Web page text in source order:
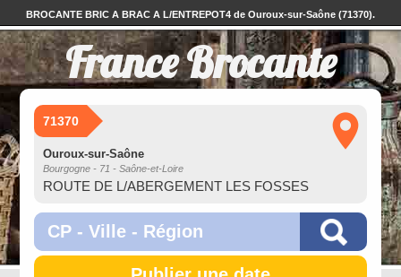
BROCANTE BRIC A BRAC A L/ENTREPOT4 de Ouroux-sur-Saône (71370).
France Brocante
71370
Ouroux-sur-Saône
Bourgogne - 71 - Saône-et-Loire
ROUTE DE L/ABERGEMENT LES FOSSES